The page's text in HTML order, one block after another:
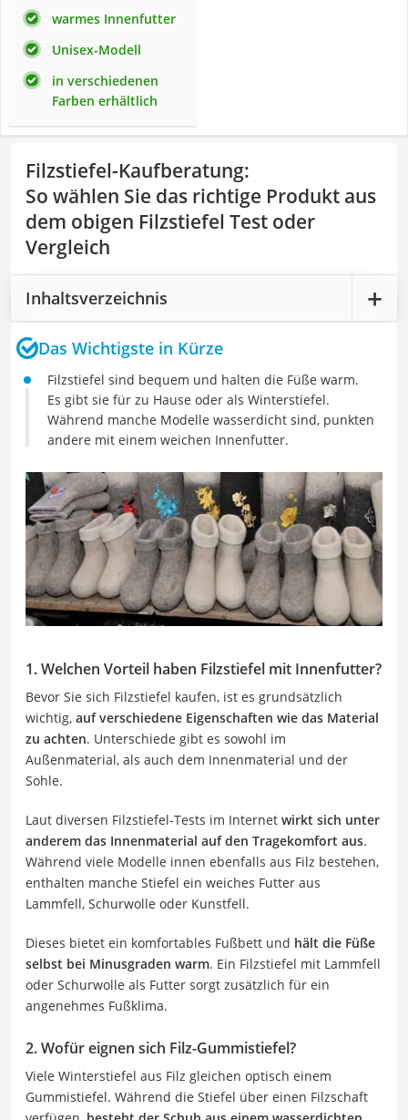
warmes Innenfutter
Unisex-Modell
in verschiedenen
Farben erhältlich
Filzstiefel-Kaufberatung:
So wählen Sie das richtige Produkt aus
dem obigen Filzstiefel Test oder
Vergleich
Inhaltsverzeichnis
Das Wichtigste in Kürze
Filzstiefel sind bequem und halten die Füße warm.
Es gibt sie für zu Hause oder als Winterstiefel.
Während manche Modelle wasserdicht sind, punkten
andere mit einem weichen Innenfutter.
1. Welchen Vorteil haben Filzstiefel mit Innenfutter?
Bevor Sie sich Filzstiefel kaufen, ist es grundsätzlich
wichtig, auf verschiedene Eigenschaften wie das Material
zu achten. Unterschiede gibt es sowohl im
Außenmaterial, als auch dem Innenmaterial und der
Sohle.
Laut diversen Filzstiefel-Tests im Internet wirkt sich unter
anderem das Innenmaterial auf den Tragekomfort aus.
Während viele Modelle innen ebenfalls aus Filz bestehen,
enthalten manche Stiefel ein weiches Futter aus
Lammfell, Schurwolle oder Kunstfell.
Dieses bietet ein komfortables Fußbett und hält die Füße
selbst bei Minusgraden warm. Ein Filzstiefel mit Lammfell
oder Schurwolle als Futter sorgt zusätzlich für ein
angenehmes Fußklima.
2. Wofür eignen sich Filz-Gummistiefel?
Viele Winterstiefel aus Filz gleichen optisch einem
Gummistiefel. Während die Stiefel über einen Filzschaft